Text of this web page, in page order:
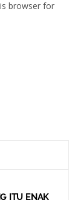
browser for
ITU ENAK